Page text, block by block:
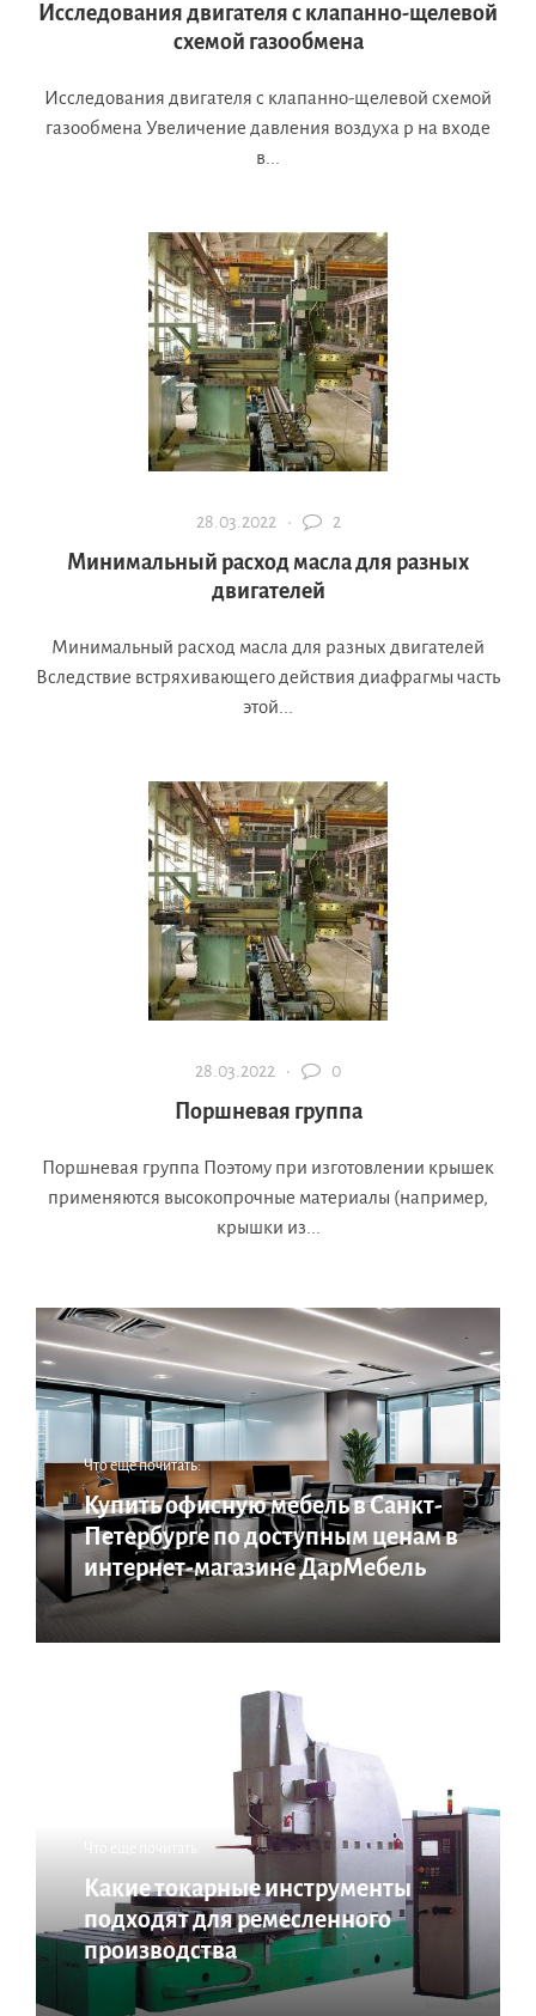
Исследования двигателя с клапанно-щелевой
схемой газообмена
Исследования двигателя с клапанно-щелевой схемой
газообмена Увеличение давления воздуха р на входе
в...
28.03.2022 · 2
Минимальный расход масла для разных
двигателей
Минимальный расход масла для разных двигателей
Вследствие встряхивающего действия диафрагмы часть
этой...
28.03.2022 · 0
Поршневая группа
Поршневая группа Поэтому при изготовлении крышек
применяются высокопрочные материалы (например,
крышки из...
Что еще почитать:
Купить офисную мебель в Санкт-
Петербурге по доступным ценам в
интернет-магазине ДарМебель
Какие токарные инструменты
подходят для ремесленного
производства